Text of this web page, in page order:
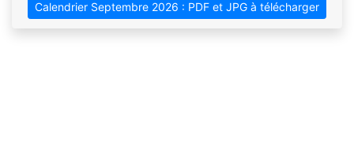
Calendrier Septembre 2026 : PDF et JPG à télécharger